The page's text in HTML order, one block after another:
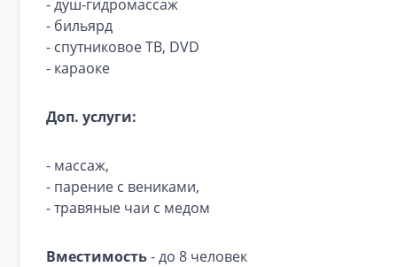
- душ-гидромассаж
- бильярд
- спутниковое ТВ, DVD
- караоке
Доп. услуги:
- массаж,
- парение с вениками,
- травяные чаи с медом
Вместимость- до 8 человек